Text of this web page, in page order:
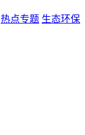
热点专题 生态环保